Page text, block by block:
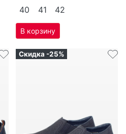
40 41 42
Скидка -25%